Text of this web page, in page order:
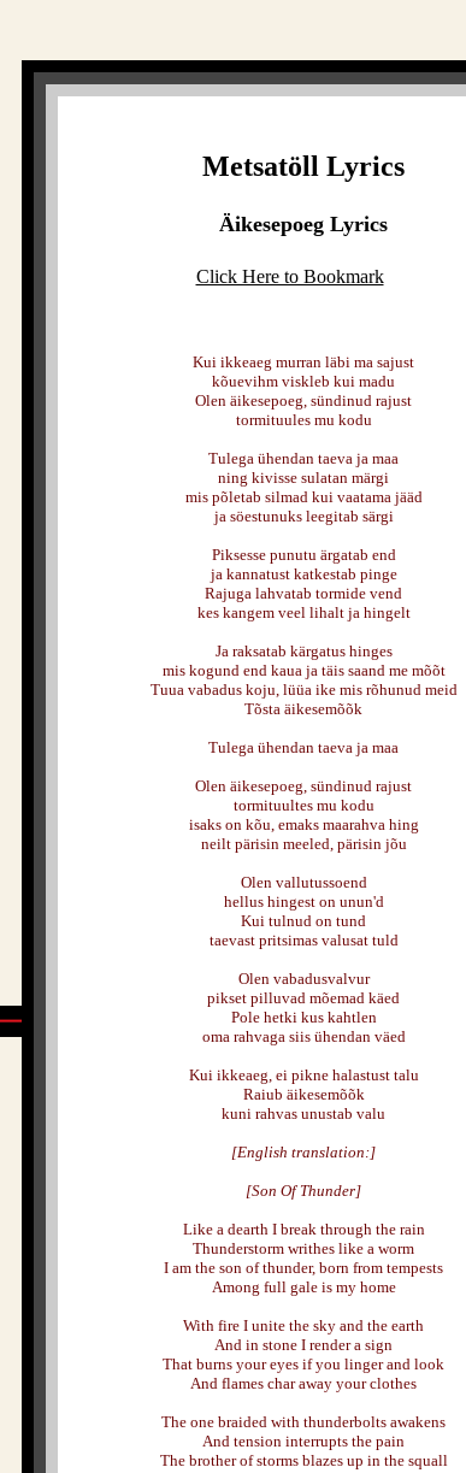
Metsatöll Lyrics
Äikesepoeg Lyrics
Click Here to Bookmark
Kui ikkeaeg murran läbi ma sajust
kõuevihm viskleb kui madu
Olen äikesepoeg, sündinud rajust
tormituules mu kodu
Tulega ühendan taeva ja maa
ning kivisse sulatan märgi
mis põletab silmad kui vaatama jääd
ja söestunuks leegitab särgi
Piksesse punutu ärgatab end
ja kannatust katkestab pinge
Rajuga lahvatab tormide vend
kes kangem veel lihalt ja hingelt
Ja raksatab kärgatus hinges
mis kogund end kaua ja täis saand me mõõt
Tuua vabadus koju, lüüa ike mis rõhunud meid
Tõsta äikesemõõk
Tulega ühendan taeva ja maa
Olen äikesepoeg, sündinud rajust
tormituultes mu kodu
isaks on kõu, emaks maarahva hing
neilt pärisin meeled, pärisin jõu
Olen vallutussoend
hellus hingest on unun'd
Kui tulnud on tund
taevast pritsimas valusat tuld
Olen vabadusvalvur
pikset pilluvad mõemad käed
Pole hetki kus kahtlen
oma rahvaga siis ühendan väed
Kui ikkeaeg, ei pikne halastust talu
Raiub äikesemõõk
kuni rahvas unustab valu
[English translation:]
[Son Of Thunder]
Like a dearth I break through the rain
Thunderstorm writhes like a worm
I am the son of thunder, born from tempests
Among full gale is my home
With fire I unite the sky and the earth
And in stone I render a sign
That burns your eyes if you linger and look
And flames char away your clothes
The one braided with thunderbolts awakens
And tension interrupts the pain
The brother of storms blazes up in the squall